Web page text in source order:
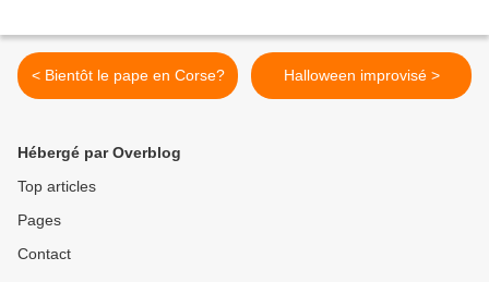
< Bientôt le pape en Corse? Halloween improvisé >
Hébergé par Overblog
Top articles
Pages
Contact